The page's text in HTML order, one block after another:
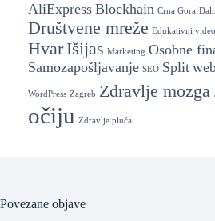
AliExpress Blockhain Crna Gora
Društvene mreže Edukativni
Hvar Išijas Marketing Osobne
Samozapošljavanje SEO Split
WordPress Zagreb Zdravlje mozga
očiju Zdravlje pluća
Povezane objave